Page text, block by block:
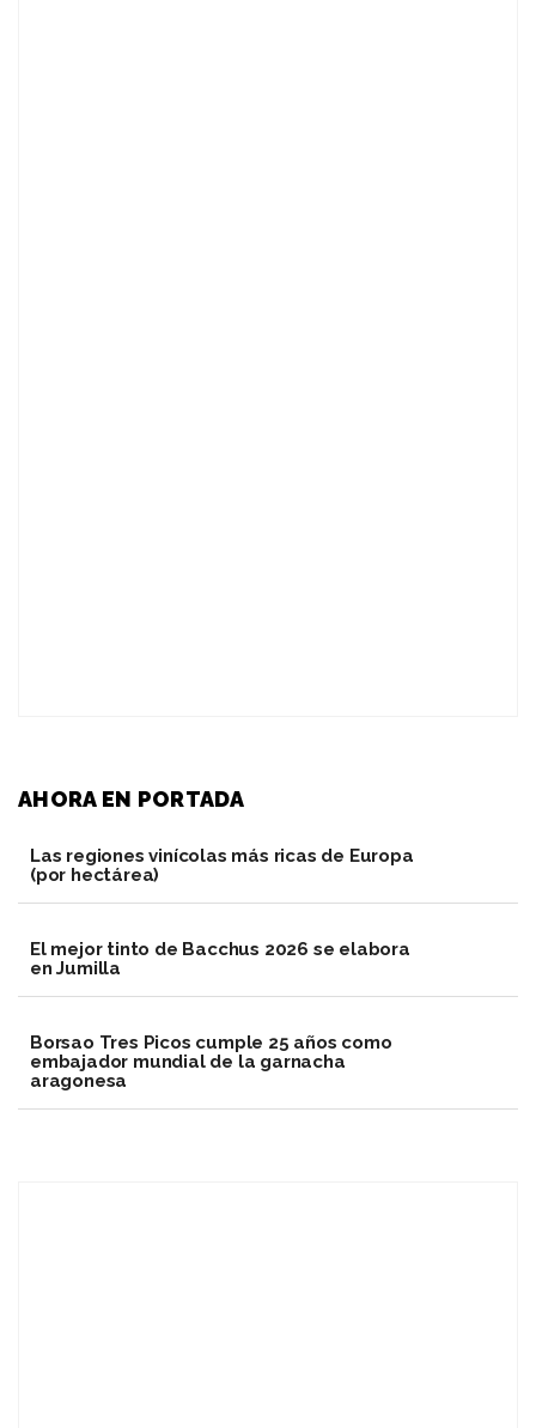
AHORA EN PORTADA
Las regiones vinícolas más ricas de Europa
(por hectárea)
El mejor tinto de Bacchus 2026 se elabora
en Jumilla
Borsao Tres Picos cumple 25 años como
embajador mundial de la garnacha
aragonesa